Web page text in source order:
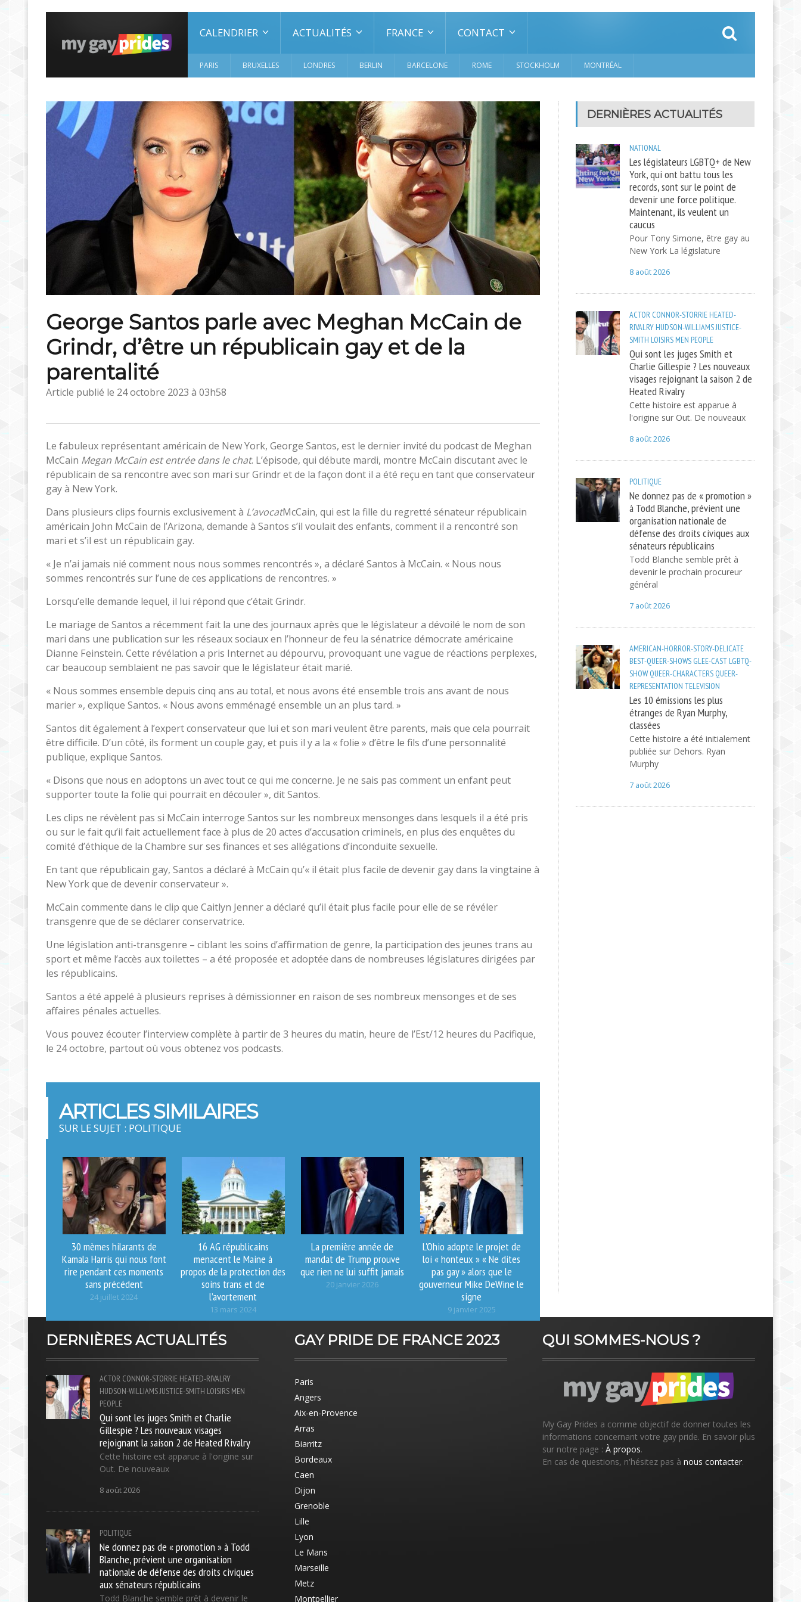
CALENDRIER ACTUALITÉS FRANCE CONTACT
PARIS BRUXELLES LONDRES BERLIN BARCELONE ROME STOCKHOLM MONTRÉAL
George Santos parle avec Meghan McCain de
Grindr, d’être un républicain gay et de la
parentalité
Article publié le 24 octobre 2023 à 03h58
Le fabuleux représentant américain de New York, George Santos, est le dernier invité du podcast de Meghan
McCain Megan McCain est entrée dans le chat. L’épisode, qui débute mardi, montre McCain discutant avec le
républicain de sa rencontre avec son mari sur Grindr et de la façon dont il a été reçu en tant que conservateur
gay à New York.
Dans plusieurs clips fournis exclusivement à L’avocatMcCain, qui est la fille du regretté sénateur républicain
américain John McCain de l’Arizona, demande à Santos s’il voulait des enfants, comment il a rencontré son
mari et s’il est un républicain gay.
« Je n’ai jamais nié comment nous nous sommes rencontrés », a déclaré Santos à McCain. « Nous nous
sommes rencontrés sur l’une de ces applications de rencontres. »
Lorsqu’elle demande lequel, il lui répond que c’était Grindr.
Le mariage de Santos a récemment fait la une des journaux après que le législateur a dévoilé le nom de son
mari dans une publication sur les réseaux sociaux en l’honneur de feu la sénatrice démocrate américaine
Dianne Feinstein. Cette révélation a pris Internet au dépourvu, provoquant une vague de réactions perplexes,
car beaucoup semblaient ne pas savoir que le législateur était marié.
« Nous sommes ensemble depuis cinq ans au total, et nous avons été ensemble trois ans avant de nous
marier », explique Santos. « Nous avons emménagé ensemble un an plus tard. »
Santos dit également à l’expert conservateur que lui et son mari veulent être parents, mais que cela pourrait
être difficile. D’un côté, ils forment un couple gay, et puis il y a la « folie » d’être le fils d’une personnalité
publique, explique Santos.
« Disons que nous en adoptons un avec tout ce qui me concerne. Je ne sais pas comment un enfant peut
supporter toute la folie qui pourrait en découler », dit Santos.
Les clips ne révèlent pas si McCain interroge Santos sur les nombreux mensonges dans lesquels il a été pris
ou sur le fait qu’il fait actuellement face à plus de 20 actes d’accusation criminels, en plus des enquêtes du
comité d’éthique de la Chambre sur ses finances et ses allégations d’inconduite sexuelle.
En tant que républicain gay, Santos a déclaré à McCain qu’« il était plus facile de devenir gay dans la vingtaine à
New York que de devenir conservateur ».
McCain commente dans le clip que Caitlyn Jenner a déclaré qu’il était plus facile pour elle de se révéler
transgenre que de se déclarer conservatrice.
Une législation anti-transgenre – ciblant les soins d’affirmation de genre, la participation des jeunes trans au
sport et même l’accès aux toilettes – a été proposée et adoptée dans de nombreuses législatures dirigées par
les républicains.
Santos a été appelé à plusieurs reprises à démissionner en raison de ses nombreux mensonges et de ses
affaires pénales actuelles.
Vous pouvez écouter l’interview complète à partir de 3 heures du matin, heure de l’Est/12 heures du Pacifique,
le 24 octobre, partout où vous obtenez vos podcasts.
ARTICLES SIMILAIRES
SUR LE SUJET : POLITIQUE
30 mèmes hilarants de
Kamala Harris qui nous font
rire pendant ces moments
sans précédent
24 juillet 2024
16 AG républicains
menacent le Maine à
propos de la protection des
soins trans et de
l’avortement
13 mars 2024
La première année de
mandat de Trump prouve
que rien ne lui suffit jamais
20 janvier 2026
L'Ohio adopte le projet de
loi « honteux » « Ne dites
pas gay » alors que le
gouverneur Mike DeWine le
signe
9 janvier 2025
DERNIÈRES ACTUALITÉS
NATIONAL
Les législateurs LGBTQ+ de New
York, qui ont battu tous les
records, sont sur le point de
devenir une force politique.
Maintenant, ils veulent un
caucus
Pour Tony Simone, être gay au
New York La législature
8 août 2026
ACTOR CONNOR-STORRIE HEATED-
RIVALRY HUDSON-WILLIAMSJUSTICE-
SMITH LOISIRS MEN PEOPLE
Qui sont les juges Smith et
Charlie Gillespie ? Les nouveaux
visages rejoignant la saison 2 de
Heated Rivalry
Cette histoire est apparue à
l'origine sur Out. De nouveaux
8 août 2026
POLITIQUE
Ne donnez pas de « promotion »
à Todd Blanche, prévient une
organisation nationale de
défense des droits civiques aux
sénateurs républicains
Todd Blanche semble prêt à
devenir le prochain procureur
général
7 août 2026
AMERICAN-HORROR-STORY-DELICATE
BEST-QUEER-SHOWS GLEE-CAST LGBTQ-
SHOW QUEER-CHARACTERS QUEER-
REPRESENTATION TELEVISION
Les 10 émissions les plus
étranges de Ryan Murphy,
classées
Cette histoire a été initialement
publiée sur Dehors. Ryan
Murphy
7 août 2026
DERNIÈRES ACTUALITÉS
ACTOR CONNOR-STORRIE HEATED-RIVALRY
HUDSON-WILLIAMSJUSTICE-SMITH LOISIRS MEN
PEOPLE
Qui sont les juges Smith et Charlie
Gillespie ? Les nouveaux visages
rejoignant la saison 2 de Heated Rivalry
Cette histoire est apparue à l'origine sur
Out. De nouveaux
8 août 2026
POLITIQUE
Ne donnez pas de « promotion » à Todd
Blanche, prévient une organisation
nationale de défense des droits civiques
aux sénateurs républicains
Todd Blanche semble prêt à devenir le
GAY PRIDE DE FRANCE 2023
Paris
Angers
Aix-en-Provence
Arras
Biarritz
Bordeaux
Caen
Dijon
Grenoble
Lille
Lyon
Le Mans
Marseille
Metz
Montpellier
QUI SOMMES-NOUS ?
My Gay Prides a comme objectif de donner toutes les
informations concernant votre gay pride. En savoir plus
sur notre page : À propos.
En cas de questions, n'hésitez pas à nous contacter.